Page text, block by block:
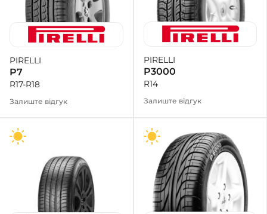
PIRELLI
P7
R17-R18
Залиште відгук
PIRELLI
P3000
R14
Залиште відгук